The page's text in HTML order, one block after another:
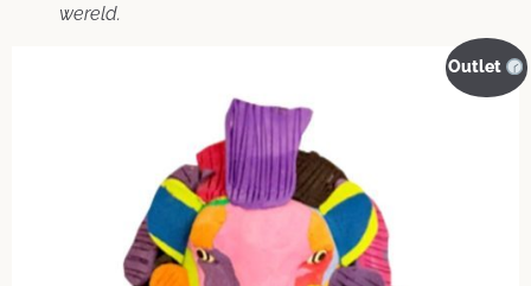
wereld.
Outlet